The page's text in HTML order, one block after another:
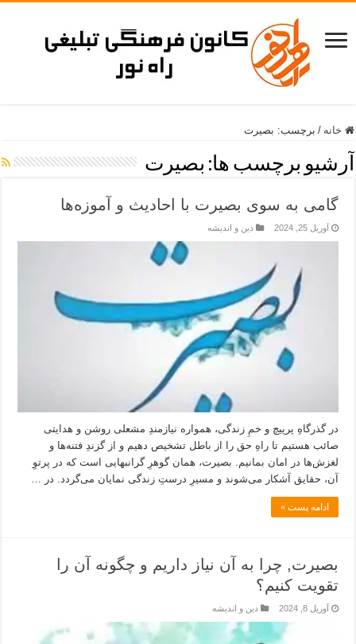
خانه / برچسب: بصیرت
آرشیو برچسب ها: بصیرت
گامی به سوی بصیرت با احادیث و آموزه‌ها
آوریل 25, 2024 دین و اندیشه
در گذرگاهِ پرپیچ و خمِ زندگی، همواره نیازمندِ مشعلی روشن و هدایتی
صائب هستیم تا راهِ حق را از باطل تشخیص دهیم و از گزندِ فتنه‌ها و
لغزش‌ها در امان بمانیم. بصیرت، همان گوهرِ گرانبهایی است که در پرتوِ
آن، حقایق آشکار می‌شوند و مسیرِ درستِ زندگی نمایان می‌گردد. در …
ادامه پست »
بصیرت, چرا به آن نیاز داریم و چگونه آن را
تقویت کنیم؟
آوریل 8, 2024 دین و اندیشه